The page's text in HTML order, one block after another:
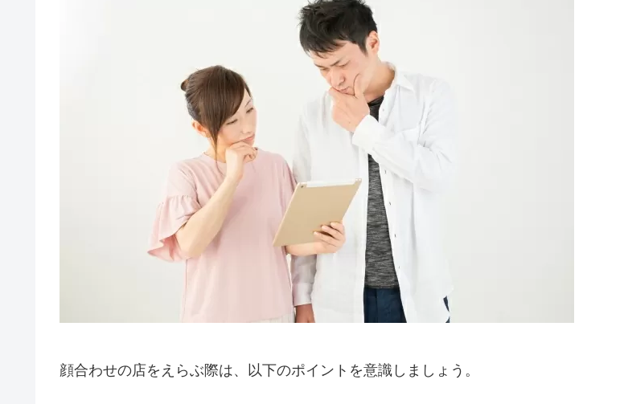
顔合わせの店をえらぶ際は、以下のポイントを意識しましょう。